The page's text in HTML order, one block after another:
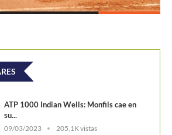
ATP 1000 Indian Wells: Monfils cae en
su...
09/03/2023 205,1K vistas